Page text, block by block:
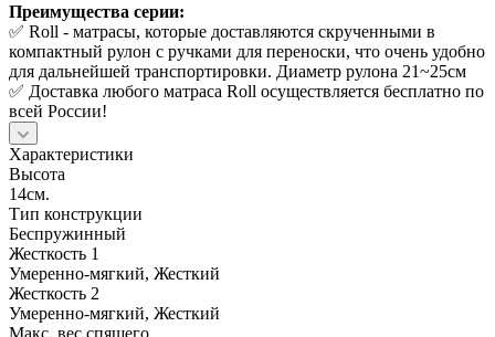
Преимущества серии:
✅ Roll - матрасы, которые доставляются скрученными в
компактный рулон с ручками для переноски, что очень удобно
для дальнейшей транспортировки. Диаметр рулона 21~25см
✅ Доставка любого матраса Roll осуществляется бесплатно по
всей России!
Характеристики
Высота
14см.
Тип конструкции
Беспружинный
Жесткость 1
Умеренно-мягкий, Жесткий
Жесткость 2
Умеренно-мягкий, Жесткий
Макс. вес спящего